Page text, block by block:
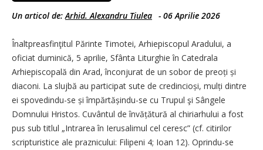
Un articol de:Arhid. Alexandru Tiulea - 06 Aprilie 2026
Înaltpreasfinţitul Părinte Timotei, Arhiepiscopul Aradului, a
oficiat duminică, 5 aprilie, Sfânta Liturghie în Catedrala
Arhiepiscopală din Arad, înconjurat de un sobor de preoți și
diaconi. La slujbă au participat sute de credincioși, mulți dintre
ei spovedindu-se și împărtășindu-se cu Trupul şi Sângele
Domnului Hristos. Cuvântul de învățătură al chiriarhului a fost
pus sub titlul „Intrarea în Ierusalimul cel ceresc” (cf. citirilor
scripturistice ale praznicului: Filipeni 4; Ioan 12). Oprindu-se